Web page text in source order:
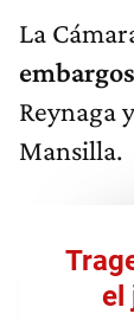
La
embargos
Reynaga
Mansilla.
el